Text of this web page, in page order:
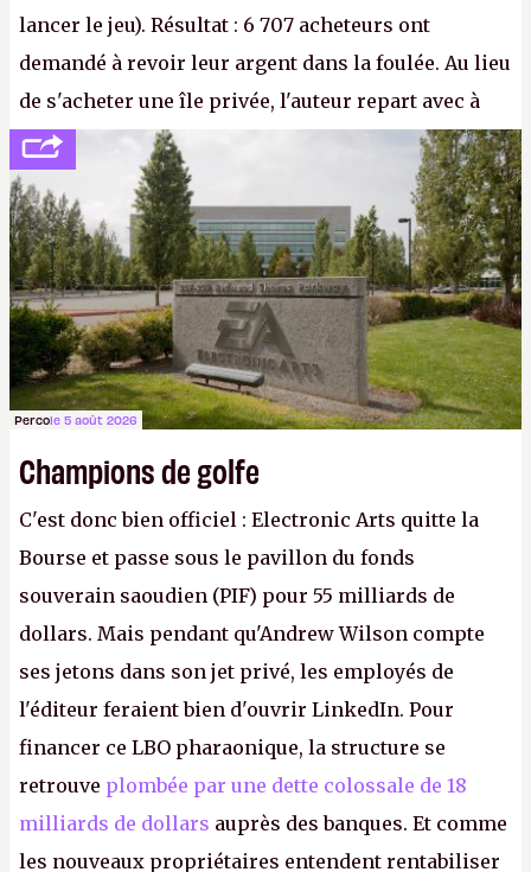
lancer le jeu). Résultat : 6 707 acheteurs ont
demandé à revoir leur argent dans la foulée. Au lieu
de s'acheter une île privée, l'auteur repart avec à
peine 2 000 dollars en poche. C'est toujours plus
cher payé que le temps passé à dev, mais ça
apprendra aux petits malins qu'on ne braque pas
Gabe Newell aussi facilement.P.
Percole 5 août 2026
Champions de golfe
C'est donc bien officiel : Electronic Arts quitte la
Bourse et passe sous le pavillon du fonds
souverain saoudien (PIF) pour 55 milliards de
dollars. Mais pendant qu'Andrew Wilson compte
ses jetons dans son jet privé, les employés de
l'éditeur feraient bien d'ouvrir LinkedIn. Pour
financer ce LBO pharaonique, la structure se
retrouve plombée par une dette colossale de 18
milliards de dollars auprès des banques. Et comme
les nouveaux propriétaires entendent rentabiliser